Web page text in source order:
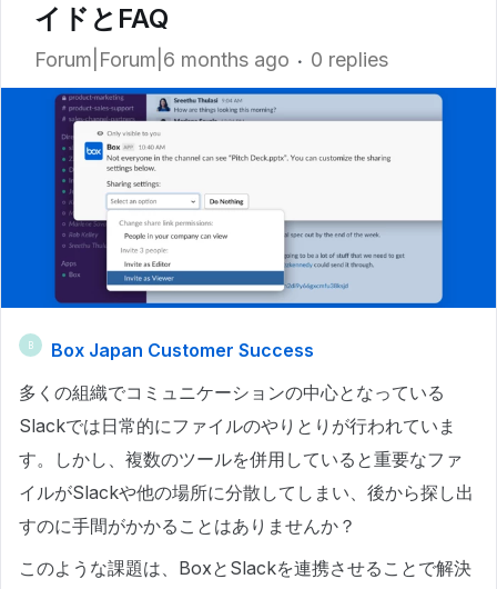
イドとFAQ
Forum|Forum|6 months ago 0 replies
B
Box Japan Customer Success
多くの組織でコミュニケーションの中心となっている
Slackでは日常的にファイルのやりとりが行われていま
す。しかし、複数のツールを併用していると重要なファ
イルがSlackや他の場所に分散してしまい、後から探し出
すのに手間がかかることはありませんか？
このような課題は、BoxとSlackを連携させることで解決